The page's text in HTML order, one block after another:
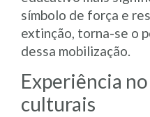
símbolo de força e
extinção, torna-se o
dessa mobilização.
Experiência
culturais